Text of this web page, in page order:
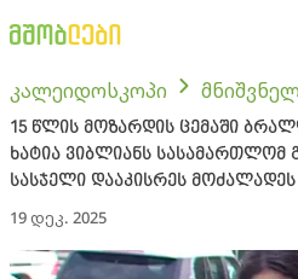
კალეიდოსკოპი
15 წლის მოზარდის ცემაში
ხატია ვიბლიანს სასამართლომ
სასჯელი დააკისრეს მოძალადეს
19 დეკ. 2025